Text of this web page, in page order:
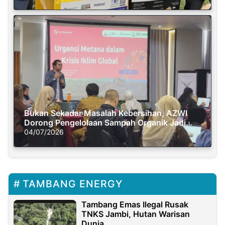
Bukan Sekadar Masalah Kebersihan, AZWI
Dorong Pengelolaan Sampah Organik Jadi
Solusi Krisis Iklim
04/07/2026
TAMBANG ENERGY
Tambang Emas Ilegal Rusak
TNKS Jambi, Hutan Warisan